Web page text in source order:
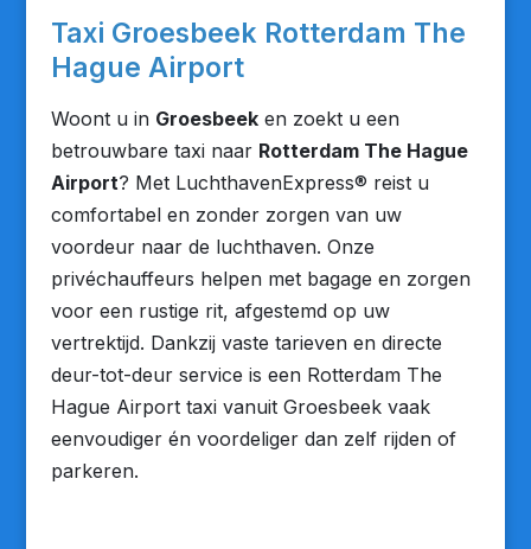
Taxi Groesbeek Rotterdam The
Hague Airport
Woont u in Groesbeeken zoekt u een
betrouwbare taxi naar Rotterdam The Hague
Airport? Met LuchthavenExpress® reist u
comfortabel en zonder zorgen van uw
voordeur naar de luchthaven. Onze
privéchauffeurs helpen met bagage en zorgen
voor een rustige rit, afgestemd op uw
vertrektijd. Dankzij vaste tarieven en directe
deur-tot-deur service is een Rotterdam The
Hague Airport taxi vanuit Groesbeek vaak
eenvoudiger én voordeliger dan zelf rijden of
parkeren.